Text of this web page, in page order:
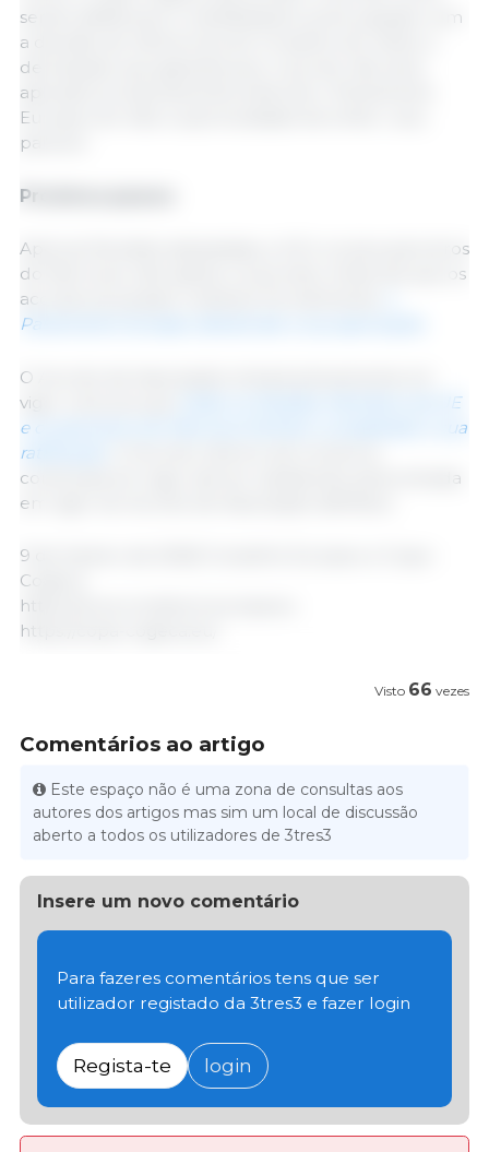
sendo defeituoso e manifestaram preocupação com
a decisão de última hora do Conselho de retirar a
declaração que garantia que o acordo não seria
aplicado provisoriamente antes de o Parlamento
Europeu ter tido a oportunidade de emitir o seu
parecer.
Próximos passos
Após as Decisões adoptadas, a UE e os seus parceiros
do Mercosul, irão assinar os acordos. Antes de que os
acordos se possam celebrar formalmente,
Parlamento Europeu deverá dar a sua aprovação.
O Acordo de Associação entrará plenamente em
vigor uma vez que
todos os Estados Membros da UE
e os parceiros do Mercosul tenham completado a sua
ratificação
continuará em vigor até ser substituído pela entrada
em vigor do Acordo de Associação definitivo.
9 de Janeiro de 2026/ Conselho Europeu e Copa -
Cogeca.
https://www.consilium.europa.eu
https://copa-cogeca.eu/
Visto 66 vezes
Comentários ao artigo
Este espaço não é uma zona de consultas aos
autores dos artigos mas sim um local de discussão
aberto a todos os utilizadores de 3tres3
Insere um novo comentário
Para fazeres comentários tens que ser
utilizador registado da 3tres3 e fazer login
Regista-te login